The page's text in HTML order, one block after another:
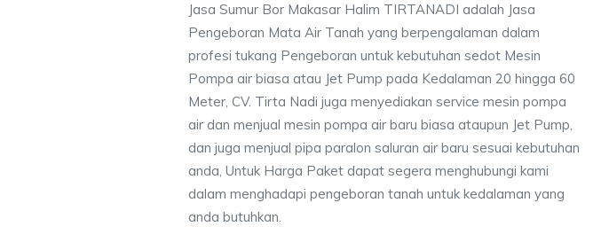
Jasa Sumur Bor Makasar Halim TIRTANADI adalah Jasa
Pengeboran Mata Air Tanah yang berpengalaman dalam
profesi tukang Pengeboran untuk kebutuhan sedot Mesin
Pompa air biasa atau Jet Pump pada Kedalaman 20 hingga 60
Meter, CV. Tirta Nadi juga menyediakan service mesin pompa
air dan menjual mesin pompa air baru biasa ataupun Jet Pump,
dan juga menjual pipa paralon saluran air baru sesuai kebutuhan
anda, Untuk Harga Paket dapat segera menghubungi kami
dalam menghadapi pengeboran tanah untuk kedalaman yang
anda butuhkan.